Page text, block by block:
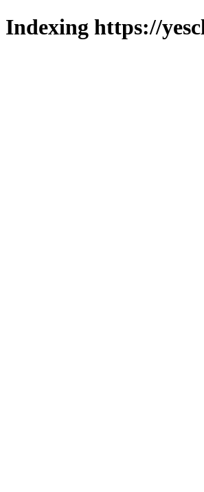
Indexing https://